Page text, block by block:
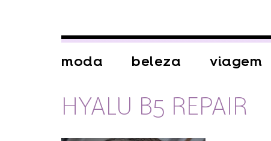
moda beleza viagem
HYALU B5 REPAIR